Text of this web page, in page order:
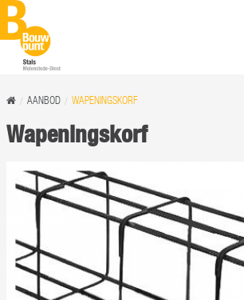
AANBOD WAPENINGSKORF
Wapeningskorf